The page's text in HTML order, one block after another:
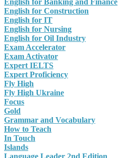
English for Banking and Finance
English for Construction
English for IT
English for Nursing
English for Oil Industry
Exam Accelerator
Exam Activator
Expert IELTS
Expert Proficiency
Fly High
Fly High Ukraine
Focus
Gold
Grammar and Vocabulary
How to Teach
In Touch
Islands